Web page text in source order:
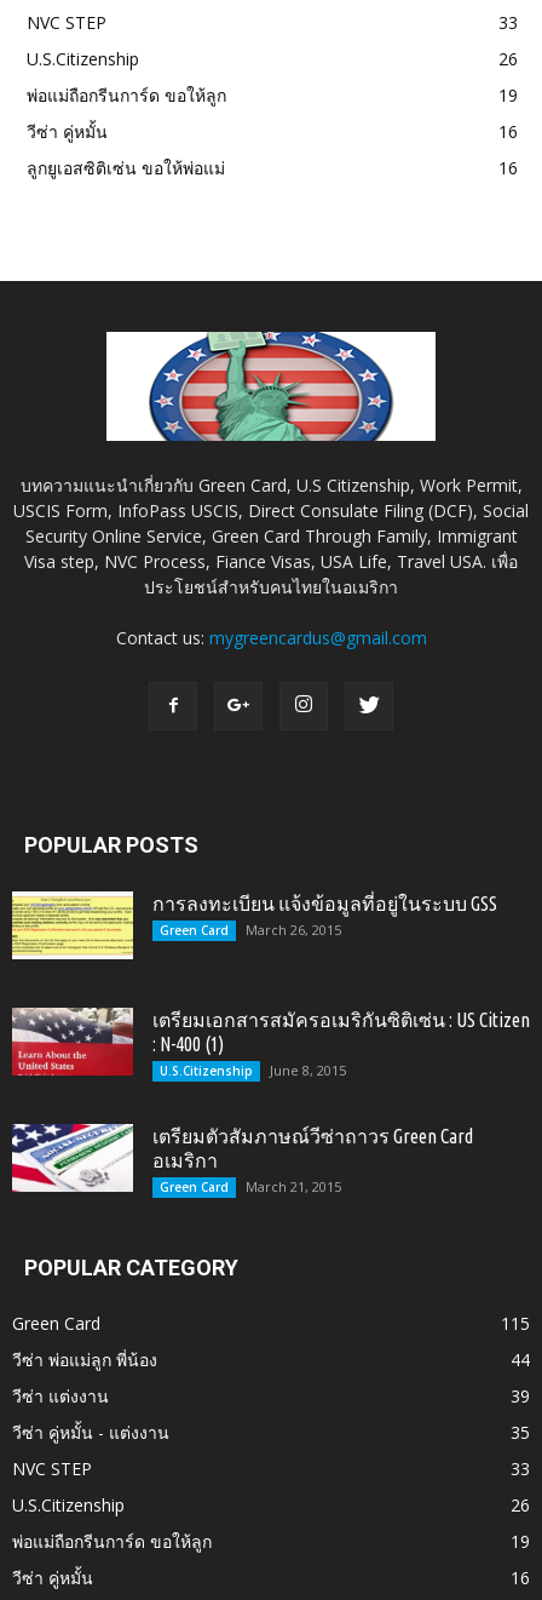
NVC STEP
33
U.S.Citizenship
26
พ่อแม่ถือกรีนการ์ด ขอให้ลูก
19
วีซ่า คู่หมั้น
16
ลูกยูเอสซิติเซ่น ขอให้พ่อแม่
16
บทความแนะนำเกี่ยวกับ Green Card, U.S Citizenship, Work Permit,
USCIS Form, InfoPass USCIS, Direct Consulate Filing (DCF), Social
Security Online Service, Green Card Through Family, Immigrant
Visa step, NVC Process, Fiance Visas, USA Life, Travel USA. เพื่อ
ประโยชน์สำหรับคนไทยในอเมริกา
Contact us: mygreencardus@gmail.com
POPULAR POSTS
การลงทะเบียน แจ้งข้อมูลที่อยู่ในระบบ GSS
Green Card March 26, 2015
เตรียมเอกสารสมัครอเมริกันซิติเซ่น : US Citizen
: N-400 (1)
U.S.Citizenship June 8, 2015
เตรียมตัวสัมภาษณ์วีซ่าถาวร Green Card
อเมริกา
Green Card March 21, 2015
POPULAR CATEGORY
Green Card
115
วีซ่า พ่อแม่ลูก พี่น้อง
44
วีซ่า แต่งงาน
39
วีซ่า คู่หมั้น - แต่งงาน
35
NVC STEP
33
U.S.Citizenship
26
พ่อแม่ถือกรีนการ์ด ขอให้ลูก
19
วีซ่า คู่หมั้น
16